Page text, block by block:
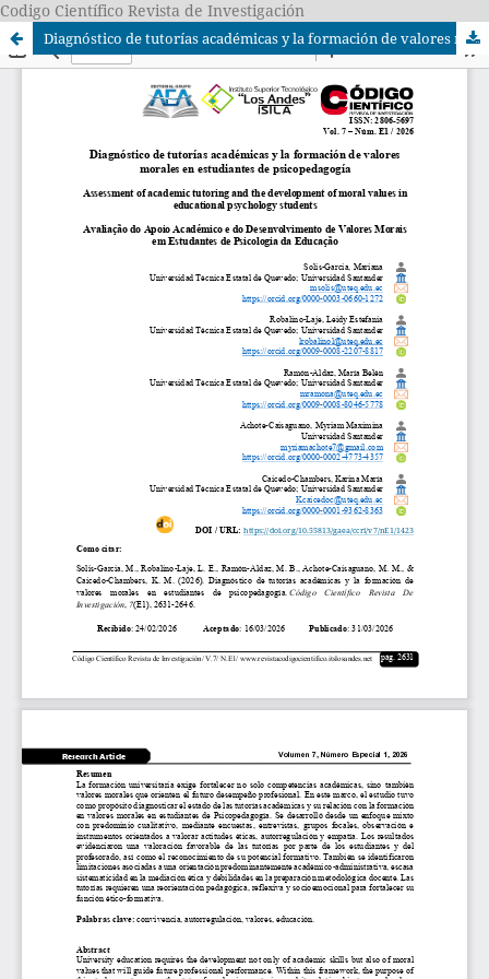
Codigo Científico Revista de Investigación
Diagnóstico de tutorías académicas y la formación de valores morales en estudiantes de psicopedagogía